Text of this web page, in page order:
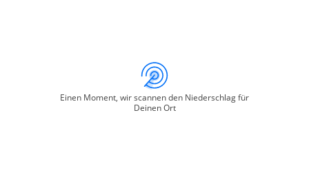
Einen Moment, wir scannen den Niederschlag für
Deinen Ort